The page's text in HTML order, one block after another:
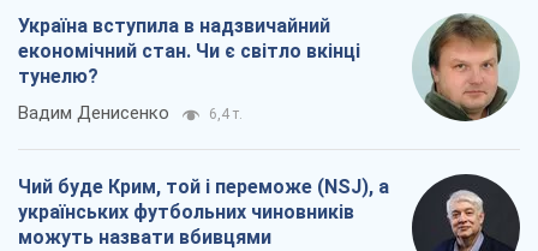
Україна вступила в надзвичайний
економічний стан. Чи є світло вкінці
тунелю?
Вадим Денисенко 6,4 т.
Чий буде Крим, той і переможе (NSJ), а
українських футбольних чиновників
можуть назвати вбивцями